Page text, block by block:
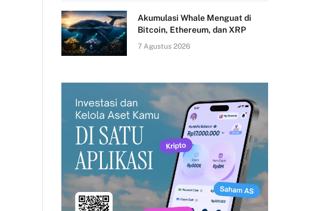
Akumulasi Whale Menguat di
Bitcoin, Ethereum, dan XRP
7 Agustus 2026